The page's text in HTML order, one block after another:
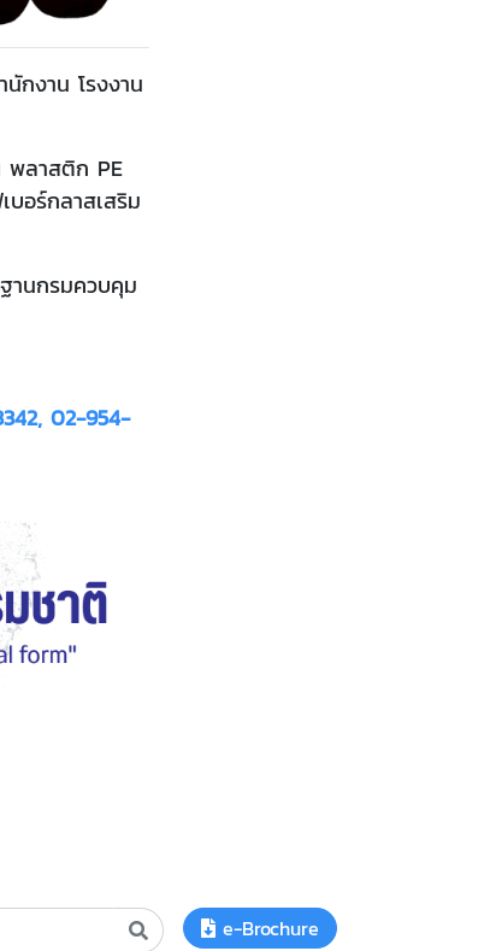
กงาน โรงงาน
พลาสติก PE
อร์กลาสเสริม
านกรมควบคุม
02-954-
e-Brochure